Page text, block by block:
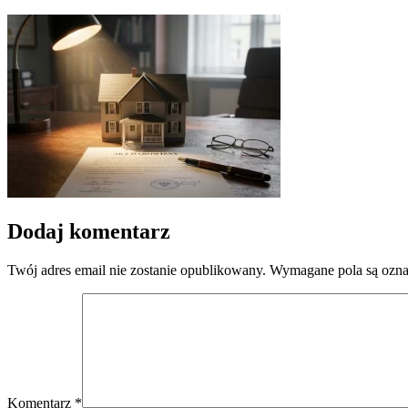
Dodaj komentarz
Twój adres email nie zostanie opublikowany. Wymagane pola są
Komentarz *